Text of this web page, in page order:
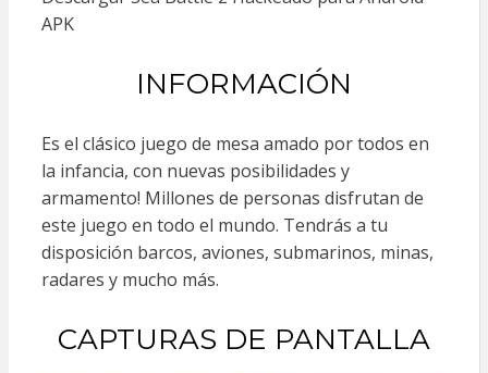
APK
INFORMACIÓN
Es el clásico juego de mesa amado por todos en
la infancia, con nuevas posibilidades y
armamento! Millones de personas disfrutan de
este juego en todo el mundo. Tendrás a tu
disposición barcos, aviones, submarinos, minas,
radares y mucho más.
CAPTURAS DE PANTALLA